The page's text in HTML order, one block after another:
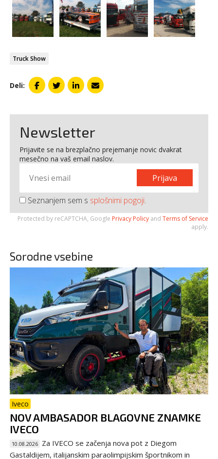
Truck Show
Deli:
Newsletter
Prijavite se na brezplačno prejemanje novic dvakrat
mesečno na vaš email naslov.
Prijava
Seznanjem sem s splošnimi pogoji.
Protected by reCAPTCHA, Google Privacy Policy and Terms of Service
apply.
Sorodne vsebine
Iveco
NOV AMBASADOR BLAGOVNE ZNAMKE
IVECO
10.08.2026 Za IVECO se začenja nova pot z Diegom
Gastaldijem, italijanskim paraolimpijskim športnikom in